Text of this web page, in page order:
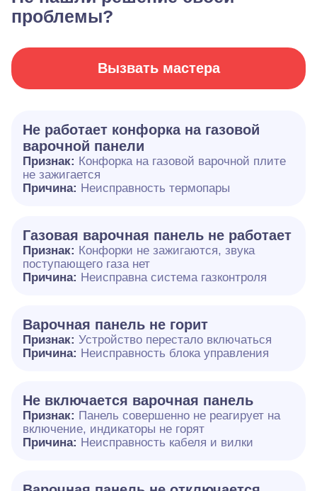
проблемы?
Вызвать мастера
Не работает конфорка на газовой
варочной панели
Признак: Конфорка на газовой варочной плите
не зажигается
Причина: Неисправность термопары
Газовая варочная панель не работает
Признак: Конфорки не зажигаются, звука
поступающего газа нет
Причина: Неисправна система газконтроля
Варочная панель не горит
Признак: Устройство перестало включаться
Причина: Неисправность блока управления
Не включается варочная панель
Признак: Панель совершенно не реагирует на
включение, индикаторы не горят
Причина: Неисправность кабеля и вилки